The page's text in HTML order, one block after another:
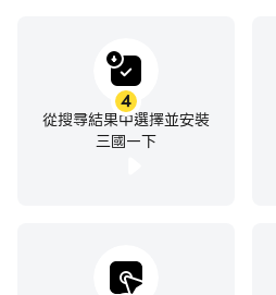
4
從搜尋結果中選擇並安裝
三國一下